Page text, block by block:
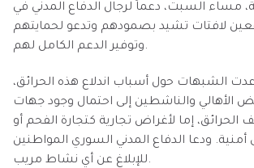
مساء السبت، دعماً لرجال الدفاع المدني في
لافتات تشيد بصمودهم وتدعو لحمايتهم
وتوفير الدعم الكامل لهم.
الشبهات حول أسباب اندلاع هذه الحرائق،
الأهالي والناشطين إلى احتمال وجود جهات
إما لأغراض تجارية كتجارة الفحم أو
ودعا الدفاع المدني السوري المواطنين
للإبلاغ عن أي نشاط مريب.